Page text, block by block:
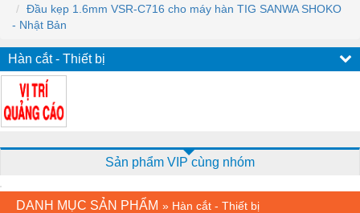
Đầu kẹp 1.6mm VSR-C716 cho máy hàn TIG SANWA SHOKO
- Nhật Bản
Hàn cắt - Thiết bị
Sản phẩm VIP cùng nhóm
DANH MỤC SẢN PHẨM » Hàn cắt - Thiết bị